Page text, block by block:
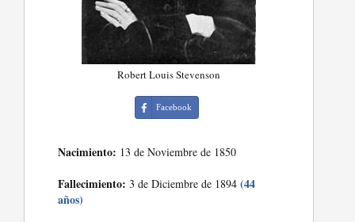
Robert Louis Stevenson
Facebook
Nacimiento: 13 de Noviembre de 1850
Fallecimiento: 3 de Diciembre de 1894(44
años)